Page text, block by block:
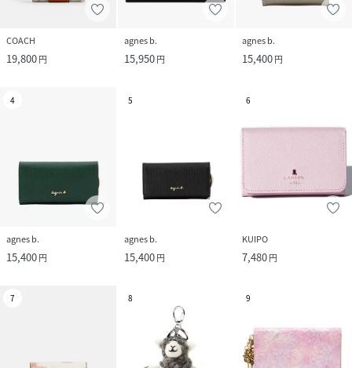
COACH
19,800円
agnes b.
15,950円
agnes b.
15,400円
4
agnes b.
15,400円
5
agnes b.
15,400円
6
KUIPO
7,480円
7 8 9